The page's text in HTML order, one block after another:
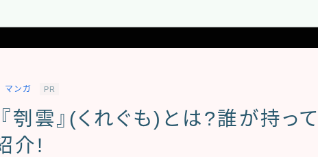
マンガ PR
刳雲』(くれぐも)とは?誰が持って
介!